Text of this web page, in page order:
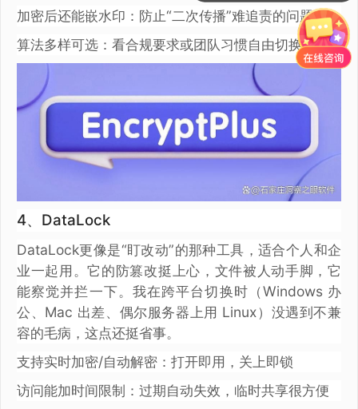
加密后还能嵌水印：防止“二次传播”难追责的问题
算法多样可选：看合规要求或团队习惯自由切换
4、DataLock
DataLock更像是“盯改动”的那种工具，适合个人和企
业一起用。它的防篡改挺上心，文件被人动手脚，它
能察觉并拦一下。我在跨平台切换时（Windows 办
公、Mac 出差、偶尔服务器上用 Linux）没遇到不兼
容的毛病，这点还挺省事。
支持实时加密/自动解密：打开即用，关上即锁
访问能加时间限制：过期自动失效，临时共享很方便